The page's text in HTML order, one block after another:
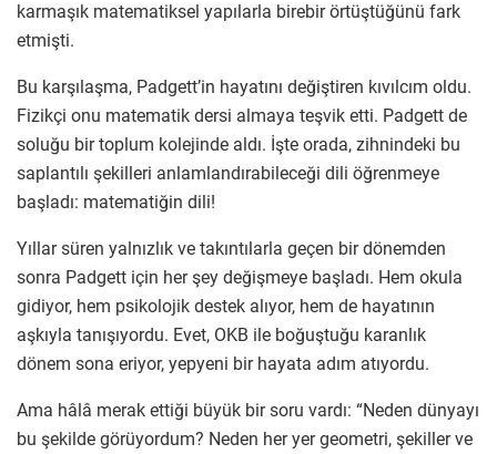
karmaşık matematiksel yapılarla birebir örtüştüğünü fark
etmişti.
Bu karşılaşma, Padgett’in hayatını değiştiren kıvılcım oldu.
Fizikçi onu matematik dersi almaya teşvik etti. Padgett de
soluğu bir toplum kolejinde aldı. İşte orada, zihnindeki bu
saplantılı şekilleri anlamlandırabileceği dili öğrenmeye
başladı: matematiğin dili!
Yıllar süren yalnızlık ve takıntılarla geçen bir dönemden
sonra Padgett için her şey değişmeye başladı. Hem okula
gidiyor, hem psikolojik destek alıyor, hem de hayatının
aşkıyla tanışıyordu. Evet, OKB ile boğuştuğu karanlık
dönem sona eriyor, yepyeni bir hayata adım atıyordu.
Ama hâlâ merak ettiği büyük bir soru vardı: “Neden dünyayı
bu şekilde görüyordum? Neden her yer geometri, şekiller ve